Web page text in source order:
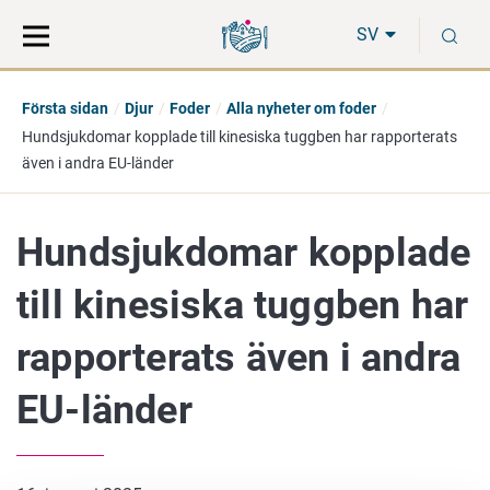
direkt
till
på
hela
SV
Första sidan Djur Foder
Alla nyheter om foder
Hundsjukdomar kopplade till kinesiska tuggben har rapporterats
även i andra EU-länder
Hundsjukdomar kopplade
till kinesiska tuggben har
rapporterats även i andra
EU-länder